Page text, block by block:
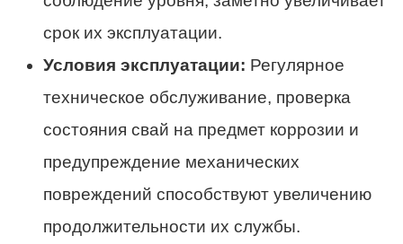
срок их эксплуатации.
Условия эксплуатации: Регулярное
техническое обслуживание, проверка
состояния свай на предмет коррозии и
предупреждение механических
повреждений способствуют увеличению
продолжительности их службы.